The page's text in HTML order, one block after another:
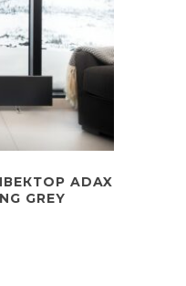
ADAX
GREY